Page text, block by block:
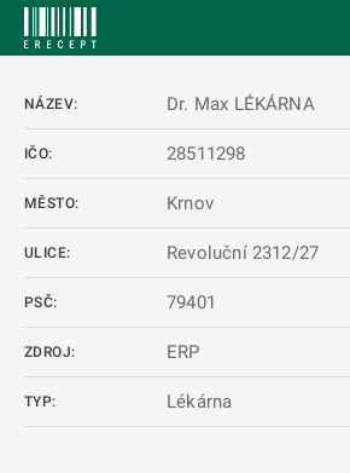
NÁZEV: Dr. Max LÉKÁRNA
IČO: 28511298
MĚSTO: Krnov
ULICE: Revoluční 2312/27
PSČ: 79401
ZDROJ: ERP
TYP: Lékárna